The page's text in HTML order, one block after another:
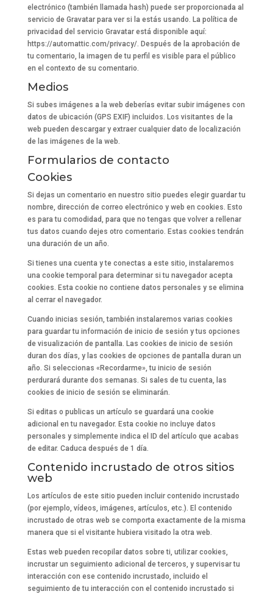
electrónico (también llamada hash) puede ser proporcionada al
servicio de Gravatar para ver si la estás usando. La política de
privacidad del servicio Gravatar está disponible aquí:
https://automattic.com/privacy/. Después de la aprobación de
tu comentario, la imagen de tu perfil es visible para el público
en el contexto de su comentario.
Medios
Si subes imágenes a la web deberías evitar subir imágenes con
datos de ubicación (GPS EXIF) incluidos. Los visitantes de la
web pueden descargar y extraer cualquier dato de localización
de las imágenes de la web.
Formularios de contacto
Cookies
Si dejas un comentario en nuestro sitio puedes elegir guardar tu
nombre, dirección de correo electrónico y web en cookies. Esto
es para tu comodidad, para que no tengas que volver a rellenar
tus datos cuando dejes otro comentario. Estas cookies tendrán
una duración de un año.
Si tienes una cuenta y te conectas a este sitio, instalaremos
una cookie temporal para determinar si tu navegador acepta
cookies. Esta cookie no contiene datos personales y se elimina
al cerrar el navegador.
Cuando inicias sesión, también instalaremos varias cookies
para guardar tu información de inicio de sesión y tus opciones
de visualización de pantalla. Las cookies de inicio de sesión
duran dos días, y las cookies de opciones de pantalla duran un
año. Si seleccionas «Recordarme», tu inicio de sesión
perdurará durante dos semanas. Si sales de tu cuenta, las
cookies de inicio de sesión se eliminarán.
Si editas o publicas un artículo se guardará una cookie
adicional en tu navegador. Esta cookie no incluye datos
personales y simplemente indica el ID del artículo que acabas
de editar. Caduca después de 1 día.
Contenido incrustado de otros sitios
web
Los artículos de este sitio pueden incluir contenido incrustado
(por ejemplo, vídeos, imágenes, artículos, etc.). El contenido
incrustado de otras web se comporta exactamente de la misma
manera que si el visitante hubiera visitado la otra web.
Estas web pueden recopilar datos sobre ti, utilizar cookies,
incrustar un seguimiento adicional de terceros, y supervisar tu
interacción con ese contenido incrustado, incluido el
seguimiento de tu interacción con el contenido incrustado si